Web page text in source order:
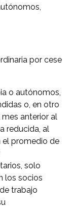
por cese
o autónomos,
o, en otro
anterior al
reducida, al
el promedio de
solo
los socios
trabajo